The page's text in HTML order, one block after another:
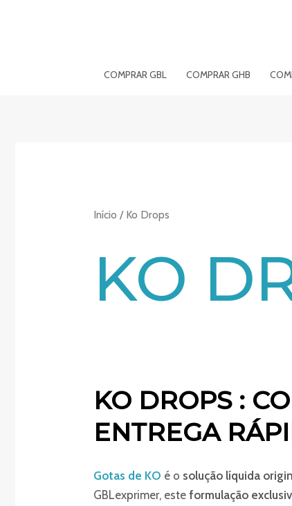
COMPRAR GBL COMPRAR GHB
Início / Ko Drops
KO
KO DROPS :
ENTREGA
Gotas de KO é o solução líquida
GBLexprimer, esteformulação